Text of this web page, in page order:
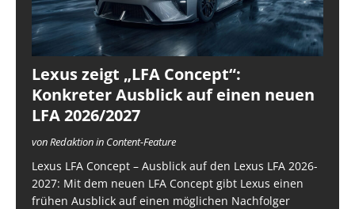
Lexus zeigt „LFA Concept“:
Konkreter Ausblick auf einen neuen
LFA 2026/2027
von Redaktion in Content-Feature
Lexus LFA Concept – Ausblick auf den Lexus LFA 2026-
2027: Mit dem neuen LFA Concept gibt Lexus einen
frühen Ausblick auf einen möglichen Nachfolger